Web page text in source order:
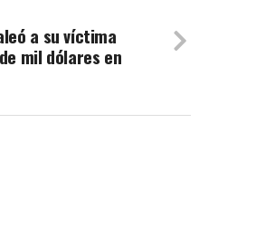
a su víctima
mil dólares en